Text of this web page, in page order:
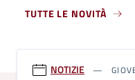
TUTTE LE NOVITÀ
NOTIZIE